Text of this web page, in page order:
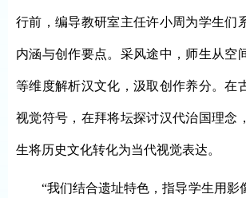
行前，编导教研室主任许小周为学生们
内涵与创作要点。采风途中，师生从空
等维度解析汉文化，汲取创作养分。在
视觉符号，在拜将坛探讨汉代治国理念
生将历史文化转化为当代视觉表达。
“我们结合遗址特色，指导学生用影